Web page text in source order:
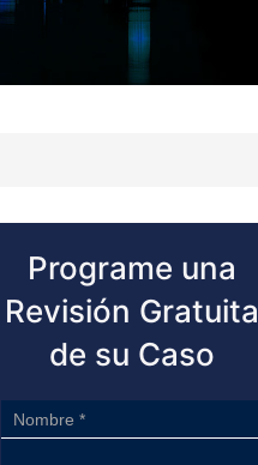
Programe una
Revisión Gratuita
de su Caso
Sidebar
Form